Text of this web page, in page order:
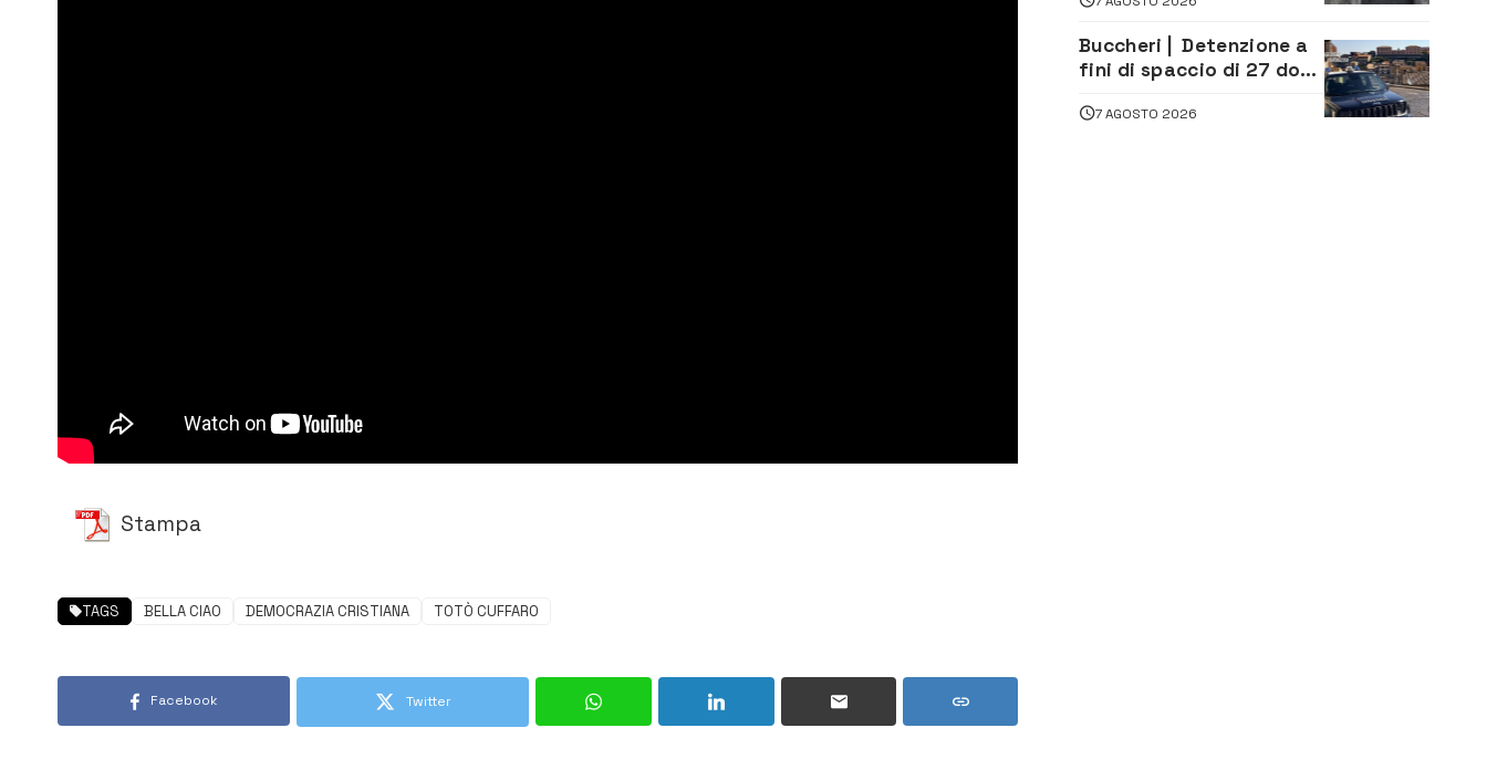
Stampa
TAGS BELLA CIAO DEMOCRAZIA CRISTIANA TOTÒ CUFFARO
Facebook Twitter
Buccheri | Detenzione a
fini di spaccio di 27 dosi
20enni
7 AGOSTO 2026